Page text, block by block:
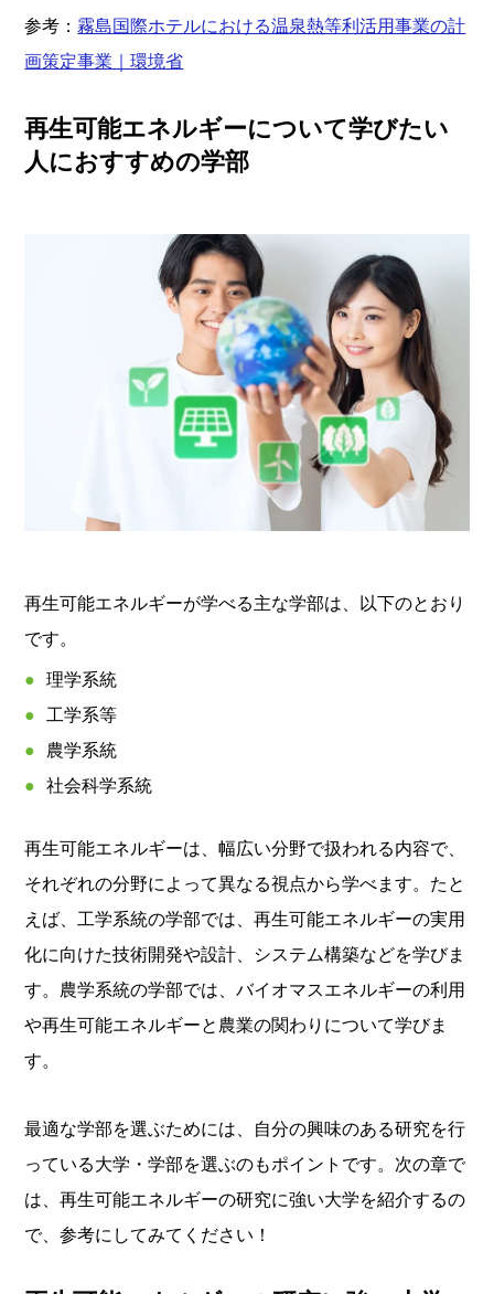
参考： 霧島国際ホテルにおける温泉熱等利活用事業の計
画策定事業｜環境省
再生可能エネルギーについて学びたい
人におすすめの学部
再生可能エネルギーが学べる主な学部は、以下のとおり
です。
理学系統
工学系等
農学系統
社会科学系統
再生可能エネルギーは、幅広い分野で扱われる内容で、
それぞれの分野によって異なる視点から学べます。たと
えば、工学系統の学部では、再生可能エネルギーの実用
化に向けた技術開発や設計、システム構築などを学びま
す。農学系統の学部では、バイオマスエネルギーの利用
や再生可能エネルギーと農業の関わりについて学びま
す。
最適な学部を選ぶためには、自分の興味のある研究を行
っている大学・学部を選ぶのもポイントです。次の章で
は、再生可能エネルギーの研究に強い大学を紹介するの
で、参考にしてみてください！